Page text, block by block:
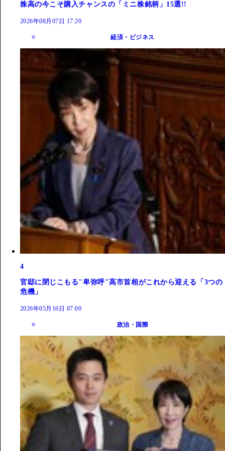
株高の今こそ購入チャンスの「ミニ株銘柄」15選!!
2026年08月07日 17:20
経済・ビジネス
4
官邸に閉じこもる"卑弥呼"高市首相がこれから迎える「3つの
危機」
2026年05月16日 07:00
政治・国際